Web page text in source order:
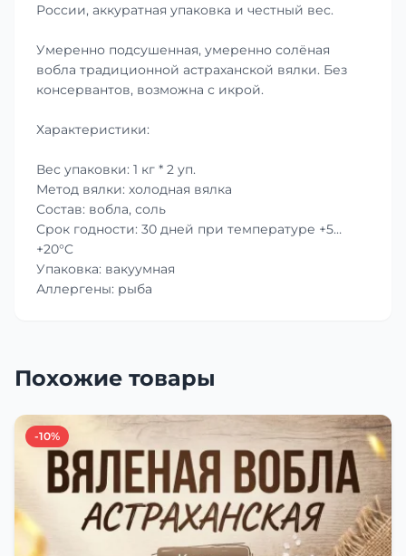
России, аккуратная упаковка и честный вес.
Умеренно подсушенная, умеренно солёная
вобла традиционной астраханской вялки. Без
консервантов, возможна с икрой.
Характеристики:
Вес упаковки: 1 кг * 2 уп.
Метод вялки: холодная вялка
Состав: вобла, соль
Срок годности: 30 дней при температуре +5…
+20°C
Упаковка: вакуумная
Аллергены: рыба
Похожие товары
-10%